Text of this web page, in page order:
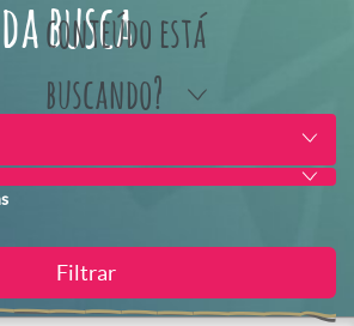
conteúdo está
buscando?
busca